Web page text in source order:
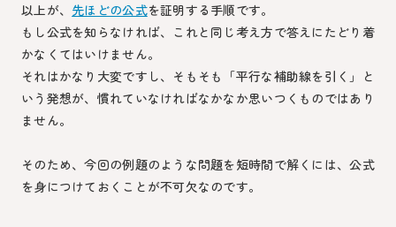
以上が、 先ほどの公式を証明する手順です。
もし公式を知らなければ、これと同じ考え方で答えにたどり着
かなくてはいけません。
それはかなり大変ですし、そもそも「平行な補助線を引く」と
いう発想が、慣れていなければなかなか思いつくものではあり
ません。
そのため、今回の例題のような問題を短時間で解くには、公式
を身につけておくことが不可欠なのです。